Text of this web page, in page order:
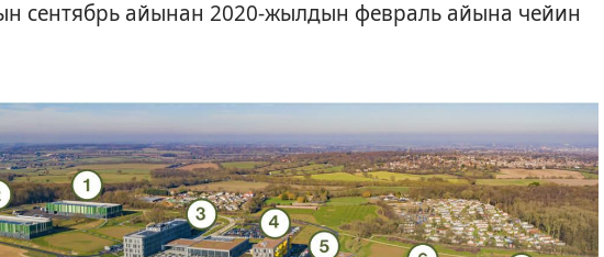
сентябрь айынан 2020-жылдын февраль айына чейин